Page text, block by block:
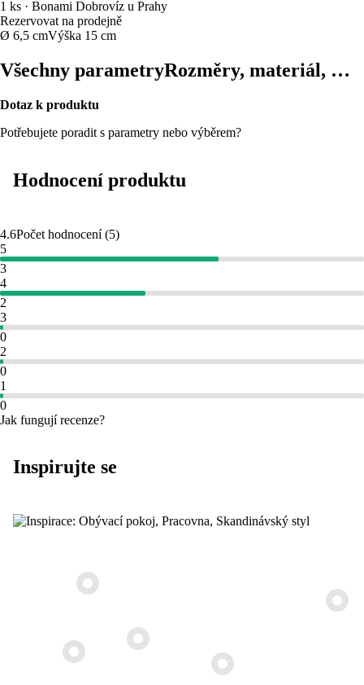
1 ks · Bonami Dobrovíz u Prahy
Rezervovat na prodejně
Ø 6,5 cmVýška 15 cm
Všechny parametryRozměry, materiál, …
Dotaz k produktu
Potřebujete poradit s parametry nebo výběrem?
Hodnocení produktu
4.6Počet hodnocení(5)
5
3
4
2
3
0
2
0
1
0
Jak fungují recenze?
Inspirujte se